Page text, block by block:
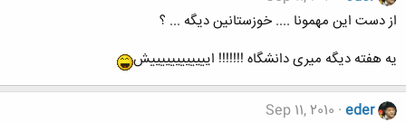
از دست این مهمونا .... خوزستانین دیگه ... ؟
یه هفته دیگه میری دانشگاه !!!!!!! اییییییییییییش
eder
Sep 11, 2010